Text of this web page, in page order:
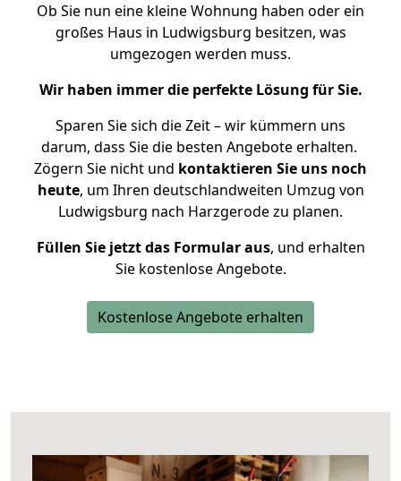
Ob Sie nun eine kleine Wohnung haben oder ein
großes Haus in Ludwigsburg besitzen, was
umgezogen werden muss.
Wir haben immer die perfekte Lösung für Sie.
Sparen Sie sich die Zeit – wir kümmern uns
darum, dass Sie die besten Angebote erhalten.
Zögern Sie nicht und kontaktieren Sie uns noch
heute, um Ihren deutschlandweiten Umzug von
Ludwigsburg nach Harzgerode zu planen.
Füllen Sie jetzt das Formular aus, und erhalten
Sie kostenlose Angebote.
Kostenlose Angebote erhalten